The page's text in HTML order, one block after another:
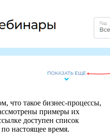
что такое бизнес-процессы,
примеры их
доступен список
настоящее время.